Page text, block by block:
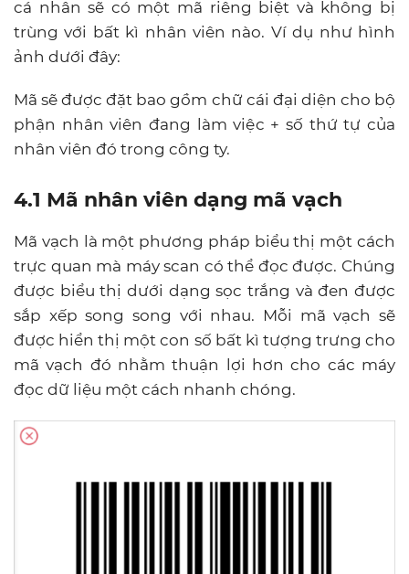
cá nhân sẽ có một mã riêng biệt và không bị
trùng với bất kì nhân viên nào. Ví dụ như hình
ảnh dưới đây:
Mã sẽ được đặt bao gồm chữ cái đại diện cho bộ
phận nhân viên đang làm việc + số thứ tự của
nhân viên đó trong công ty.
4.1 Mã nhân viên dạng mã vạch
Mã vạch là một phương pháp biểu thị một cách
trực quan mà máy scan có thể đọc được. Chúng
được biểu thị dưới dạng sọc trắng và đen được
sắp xếp song song với nhau. Mỗi mã vạch sẽ
được hiển thị một con số bất kì tượng trưng cho
mã vạch đó nhằm thuận lợi hơn cho các máy
đọc dữ liệu một cách nhanh chóng.